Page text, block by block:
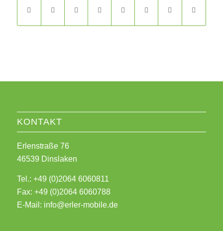
KONTAKT
Erlenstraße 76
46539 Dinslaken
Tel.: +49 (0)2064 6060811
Fax: +49 (0)2064 6060788
E-Mail: info@erler-mobile.de